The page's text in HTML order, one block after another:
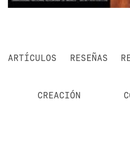
ARTÍCULOS RESEÑAS
CREACIÓN